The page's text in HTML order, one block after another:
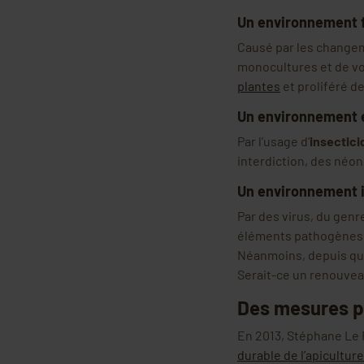
Un
Causé par les
monocultures et de
plantes et proliféré
Un environnement
Par l’usage d’
interdiction, des
Un environnement
Par des virus, du
éléments
Néanmoins, depuis
Serait-ce un
Des mesures
En 2013, Stéphane
durable de l’apiculture